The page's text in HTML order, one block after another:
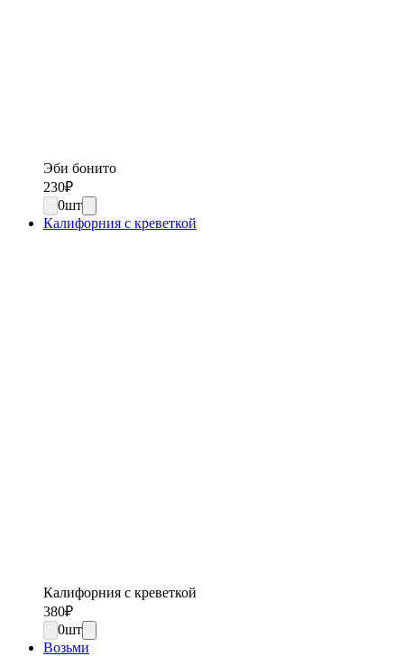
Эби бонито
230₽
0шт
Калифорния с креветкой
Калифорния с креветкой
380₽
0шт
Возьми